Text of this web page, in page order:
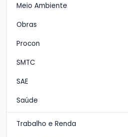
Meio Ambiente
Obras
Procon
SMTC
SAE
Saúde
Trabalho e Renda